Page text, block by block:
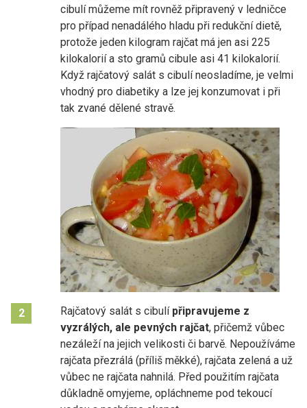
cibulí můžeme mít rovněž připravený v ledničce
pro případ nenadálého hladu při redukční dietě,
protože jeden kilogram rajčat má jen asi 225
kilokalorií a sto gramů cibule asi 41 kilokalorií.
Když rajčatový salát s cibulí neosladíme, je velmi
vhodný pro diabetiky a lze jej konzumovat i při
tak zvané dělené stravě.
2 Rajčatový salát s cibulí připravujeme z
vyzrálých, ale pevných rajčat, přičemž vůbec
nezáleží na jejich velikosti či barvě. Nepoužíváme
rajčata přezrálá (příliš měkké), rajčata zelená a už
vůbec ne rajčata nahnilá. Před použitím rajčata
důkladně omyjeme, opláchneme pod tekoucí